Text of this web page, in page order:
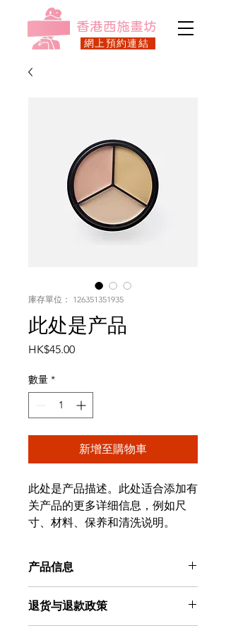
​香港西施畫坊
網上預約連結
庫存單位： 126351351935
此处是产品
HK$45.00價
數量 *
新增至購物車
此处是产品描述。此处适合添加有
关产品的更多详细信息，例如尺
寸、材料、保养和清洗说明。
产品信息
品的更多信息，例如尺寸、材料、保养
和清洗说明。另外，也可在此处描述产
退货与退款政策